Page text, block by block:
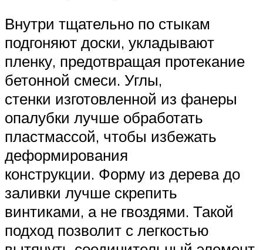
Внутри тщательно по стыкам
подгоняют доски, укладывают
пленку, предотвращая протекание
бетонной смеси. Углы,
стенки изготовленной из фанеры
опалубки лучше обработать
пластмассой, чтобы избежать
деформирования
конструкции. Форму из дерева до
заливки лучше скрепить
винтиками, а не гвоздями. Такой
подход позволит с легкостью